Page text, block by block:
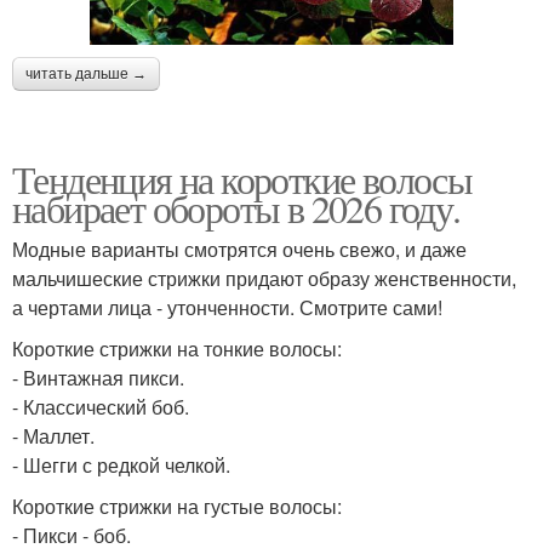
читать дальше →
Тенденция на короткие волосы
набирает обороты в 2026 году.
Модные варианты смотрятся очень свежо, и даже
мальчишеские стрижки придают образу женственности,
а чертами лица - утонченности. Смотрите сами!
Короткие стрижки на тонкие волосы:
- Винтажная пикси.
- Классический боб.
- Маллет.
- Шегги с редкой челкой.
Короткие стрижки на густые волосы:
- Пикси - боб.